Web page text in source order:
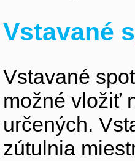
Vstavané
Vstavané
možné vložiť
určených.
zútulnia